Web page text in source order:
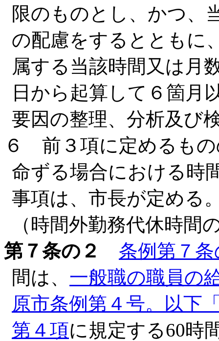
限のものとし、かつ、
の配慮をするとともに
属する当該時間又は月
日から起算して６箇月
要因の整理、分析及び
６ 前３項に定めるも
命ずる場合における時
事項は、市長が定める
（時間外勤務代休時間
第７条の２
条例第７
間は、 一般職の職員の
原市条例第４号。以下
第４項に規定する60時